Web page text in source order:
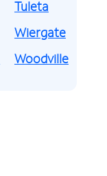
Tuleta
Wiergate
Woodville